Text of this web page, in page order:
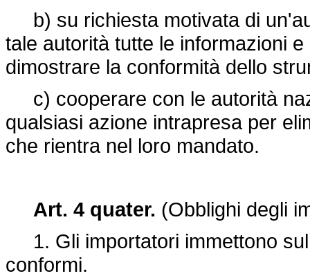
b) su richiesta motivata di
tale autorità tutte le informazioni
dimostrare la conformità dello
c) cooperare con le autorità
qualsiasi azione intrapresa per
che rientra nel loro mandato.
Art. 4 quater. (Obblighi degli
1. Gli importatori immettono
conformi.